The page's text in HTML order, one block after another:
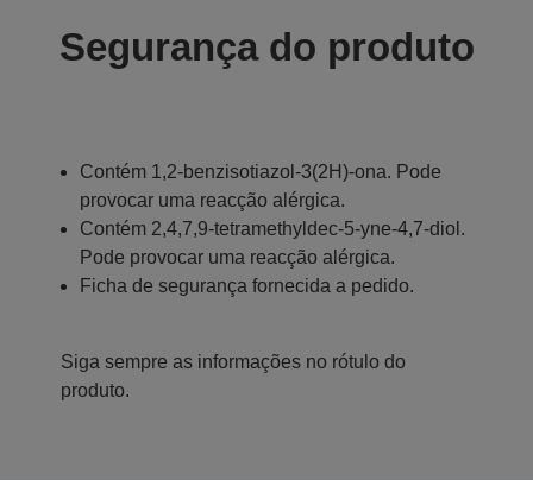
Segurança do produto
Contém 1,2-benzisotiazol-3(2H)-ona. Pode
provocar uma reacção alérgica.
Contém 2,4,7,9-tetramethyldec-5-yne-4,7-diol.
Pode provocar uma reacção alérgica.
Ficha de segurança fornecida a pedido.
Siga sempre as informações no rótulo do
produto.